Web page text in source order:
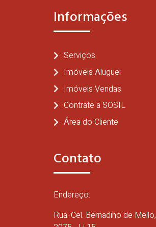
Informações
Serviços
Imóveis Aluguel
Imóveis Vendas
Contrate a SOSIL
Área do Cliente
Contato
Endereço:
Rua. Cel. Bernadino de Mello,